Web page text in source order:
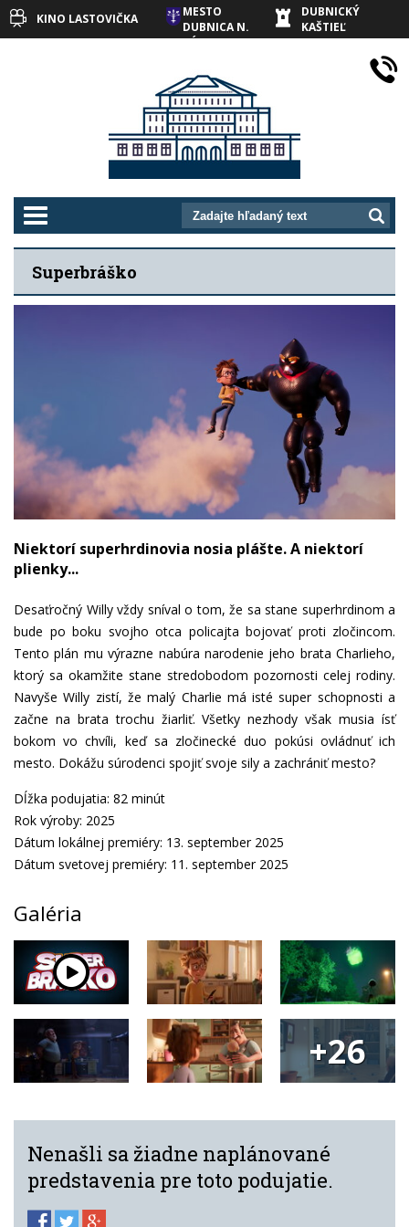
KINO LASTOVIČKA
MESTO
DUBNICA N.
VÁHOM
DUBNICKÝ
KAŠTIEĽ
prepnut_navigaciu
Superbráško
Niektorí superhrdinovia nosia plášte. A niektorí
plienky...
Desaťročný Willy vždy sníval o tom, že sa stane superhrdinom a
bude po boku svojho otca policajta bojovať proti zločincom.
Tento plán mu výrazne nabúra narodenie jeho brata Charlieho,
ktorý sa okamžite stane stredobodom pozornosti celej rodiny.
Navyše Willy zistí, že malý Charlie má isté super schopnosti a
začne na brata trochu žiarliť. Všetky nezhody však musia ísť
bokom vo chvíli, keď sa zločinecké duo pokúsi ovládnuť ich
mesto. Dokážu súrodenci spojiť svoje sily a zachrániť mesto?
Dĺžka podujatia: 82 minút
Rok výroby: 2025
Dátum lokálnej premiéry: 13. september 2025
Dátum svetovej premiéry: 11. september 2025
Galéria
+26
Nenašli sa žiadne naplánované
predstavenia pre toto podujatie.